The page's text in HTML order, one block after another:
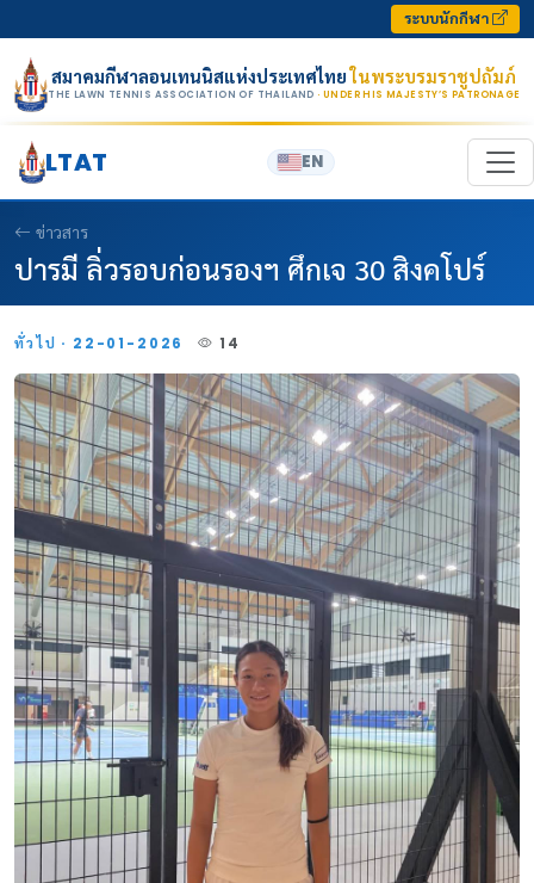
ระบบนักกีฬา
สมาคมกีฬาลอนเทนนิสแห่งประเทศไทยในพระบรมราชูปถัมภ์
THE LAWN TENNIS ASSOCIATION OF THAILAND · UNDER HIS MAJESTY’S PATRONAGE
LTAT EN
ข่าวสาร
ปารมี ลิ่วรอบก่อนรองฯ ศึกเจ 30 สิงคโปร์
ทั่วไป · 22-01-2026 14